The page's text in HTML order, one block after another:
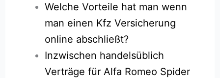
Welche Vorteile hat man wenn
man einen Kfz Versicherung
online abschließt?
Inzwischen handelsüblich
Verträge für Alfa Romeo Spider